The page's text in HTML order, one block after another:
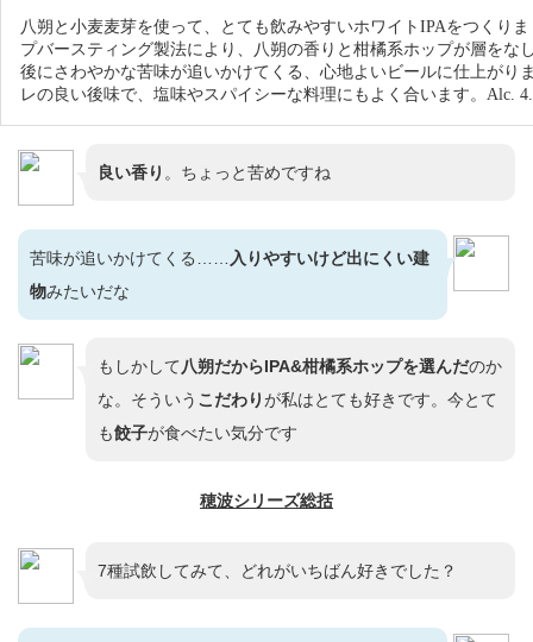
八朔と小麦麦芽を使って、とても飲みやすいホワイトIPAをつくり
プバースティング製法により、八朔の香りと柑橘系ホップが層をな
後にさわやかな苦味が追いかけてくる、心地よいビールに仕上がり
レの良い後味で、塩味やスパイシーな料理にもよく合います。Alc.
良い香り 。ちょっと苦めですね
苦味が追いかけてくる……
入りやすいけど出にくい建
物みたいだな
もしかして 八朔だからIPA&柑橘系ホップを選んだのか
な。そういう こだわりが私はとても好きです。今とて
も餃子が食べたい気分です
穂波シリーズ総括
7種試飲してみて、どれがいちばん好きでした？